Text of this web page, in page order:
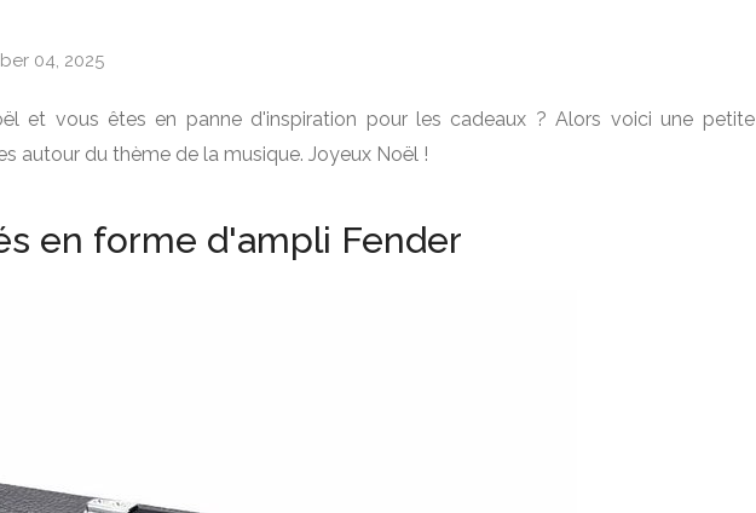
04, 2025
et vous êtes en panne d'inspiration pour les cadeaux ? Alors voici une petite
autour du thème de la musique. Joyeux Noël !
en forme d'ampli Fender